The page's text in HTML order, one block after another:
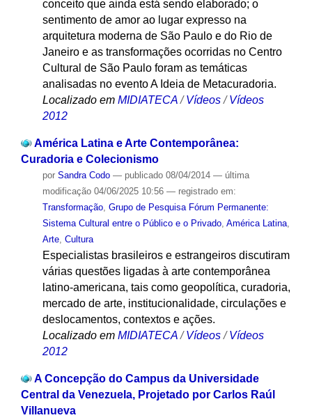
conceito que ainda está sendo elaborado; o
sentimento de amor ao lugar expresso na
arquitetura moderna de São Paulo e do Rio de
Janeiro e as transformações ocorridas no Centro
Cultural de São Paulo foram as temáticas
analisadas no evento A Ideia de Metacuradoria.
Localizado em MIDIATECA /Vídeos /Vídeos
2012
América Latina e Arte Contemporânea:
Curadoria e Colecionismo
por Sandra Codo — publicado08/04/2014 — última
modificação04/06/2025 10:56 — registrado em:
Transformação, Grupo de Pesquisa Fórum Permanente:
Sistema Cultural entre o Público e o Privado, América Latina,
Arte, Cultura
Especialistas brasileiros e estrangeiros discutiram
várias questões ligadas à arte contemporânea
latino-americana, tais como geopolítica, curadoria,
mercado de arte, institucionalidade, circulações e
deslocamentos, contextos e ações.
Localizado em MIDIATECA /Vídeos /Vídeos
2012
A Concepção do Campus da Universidade
Central da Venezuela, Projetado por Carlos Raúl
Villanueva